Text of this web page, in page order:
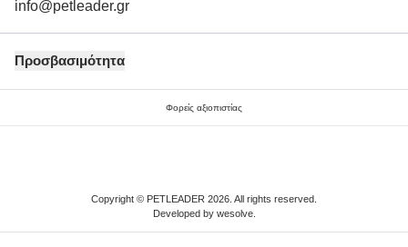
info@petleader.gr
Προσβασιμότητα
Φορείς αξιοπιστίας
Copyright © PETLEADER 2026. All rights reserved.
Developed by wesolve.